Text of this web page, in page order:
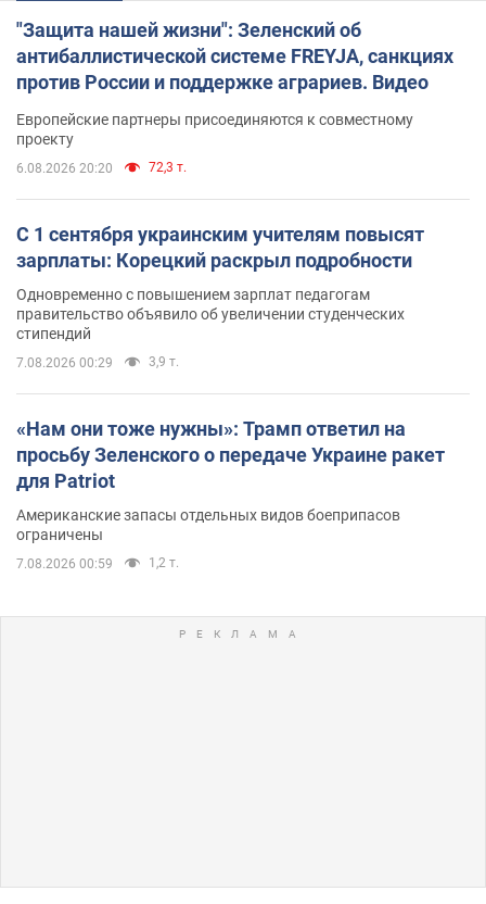
"Защита нашей жизни": Зеленский об
антибаллистической системе FREYJA, санкциях
против России и поддержке аграриев. Видео
Европейские партнеры присоединяются к совместному
проекту
6.08.2026 20:20 72,3 т.
С 1 сентября украинским учителям повысят
зарплаты: Корецкий раскрыл подробности
Одновременно с повышением зарплат педагогам
правительство объявило об увеличении студенческих
стипендий
7.08.2026 00:29 3,9 т.
«Нам они тоже нужны»: Трамп ответил на
просьбу Зеленского о передаче Украине ракет
для Patriot
Американские запасы отдельных видов боеприпасов
ограничены
7.08.2026 00:59 1,2 т.